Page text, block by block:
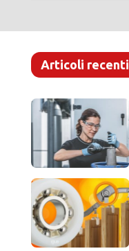
Articoli recenti